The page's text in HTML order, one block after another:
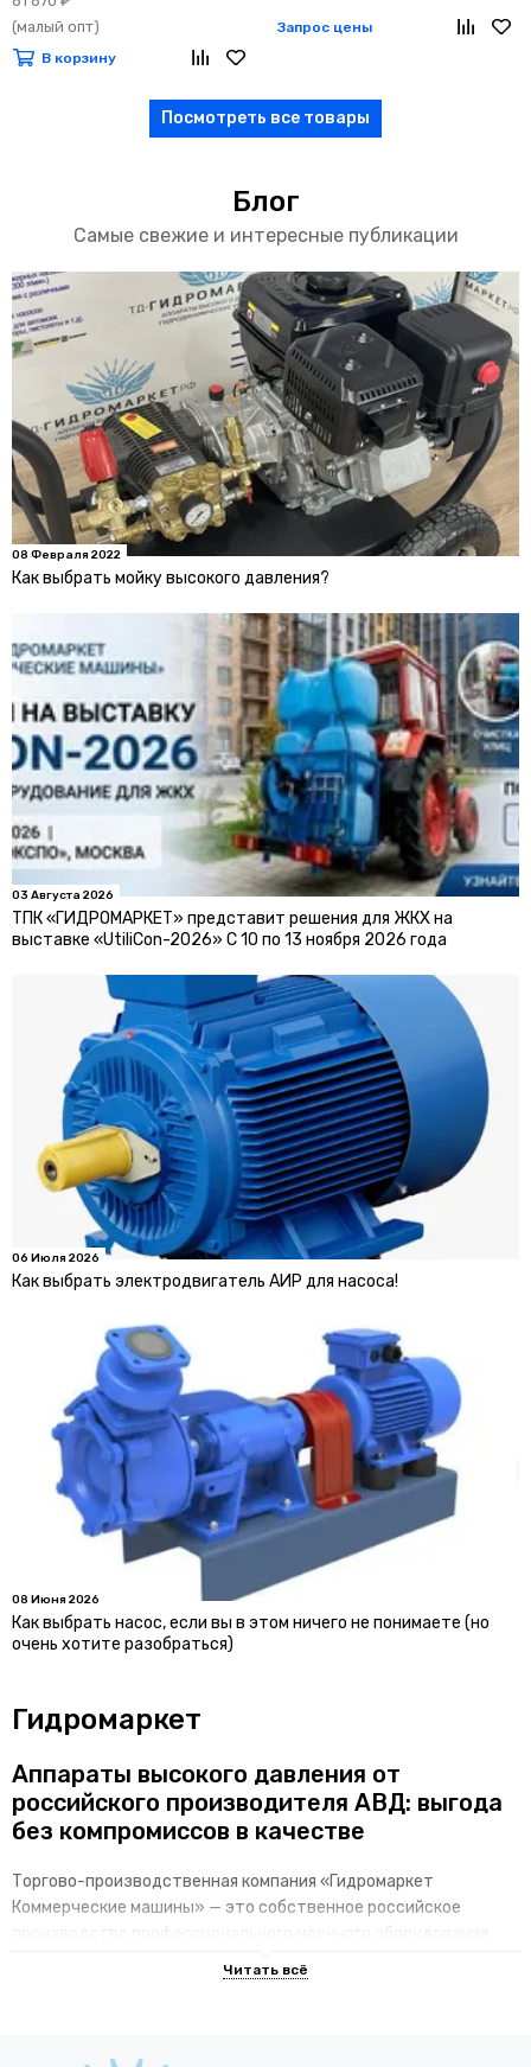
(малый опт)
В корзину
Запрос цены
Посмотреть все товары
Блог
Самые свежие и интересные публикации
08 Февраля 2022
Как выбрать мойку высокого давления?
03 Августа 2026
ТПК «ГИДРОМАРКЕТ» представит решения для ЖКХ на
выставке «UtiliCon-2026» С 10 по 13 ноября 2026 года
06 Июля 2026
Как выбрать электродвигатель АИР для насоса!
08 Июня 2026
Как выбрать насос, если вы в этом ничего не понимаете (но
очень хотите разобраться)
Гидромаркет
Аппараты высокого давления от
российского производителя АВД: выгода
без компромиссов в качестве
Торгово-производственная компания «Гидромаркет
Коммерческие машины» — это собственное российское
производство профессионального моечного оборудования,
ведущим европейским брендам, а по цене предлагает нашим